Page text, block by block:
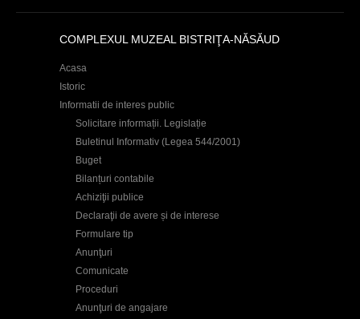
COMPLEXUL MUZEAL BISTRIŢA-NĂSĂUD
Acasa
Istoric
Informatii de interes public
Solicitare informații. Legislație
Buletinul Informativ (Legea 544/2001)
Buget
Bilanțuri contabile
Achiziţii publice
Declaraţii de avere și de interese
Formulare tip
Anunţuri
Comunicate
Proceduri
Anunţuri de angajare